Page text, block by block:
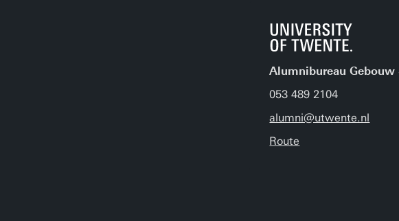
Alumnibureau
053 489 2104
alumni@utwente.nl
Route